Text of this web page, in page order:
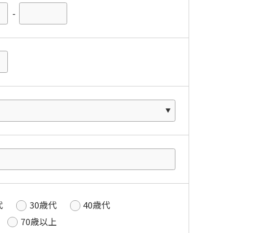
-
30歳代
40歳代
70歳以上